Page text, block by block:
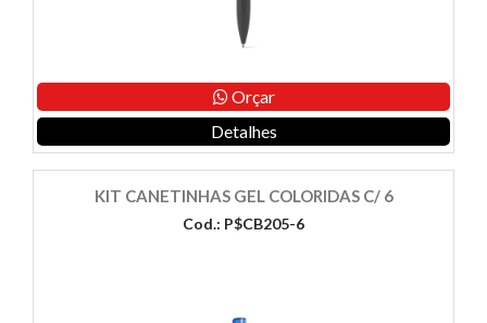
Orçar
Detalhes
KIT CANETINHAS GEL COLORIDAS C/ 6
Cod.: P$CB205-6